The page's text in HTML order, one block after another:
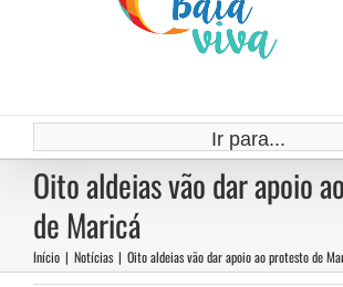
Ir para...
Oito aldeias vão dar apoio
de Maricá
Início | Notícias | Oito aldeias vão dar apoio ao protesto de